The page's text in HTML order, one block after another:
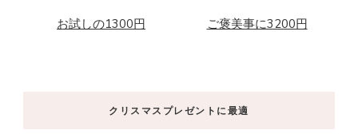
お試しの1300円 ご褒美事に3200円
クリスマスプレゼントに最適